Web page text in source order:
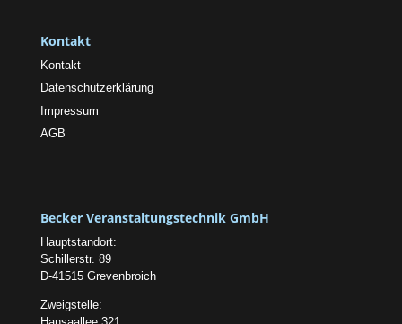
Kontakt
Kontakt
Datenschutzerklärung
Impressum
AGB
Becker Veranstaltungstechnik GmbH
Hauptstandort:
Schillerstr. 89
D-41515 Grevenbroich
Zweigstelle: